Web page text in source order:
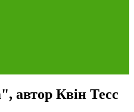
автор Квін Тесс